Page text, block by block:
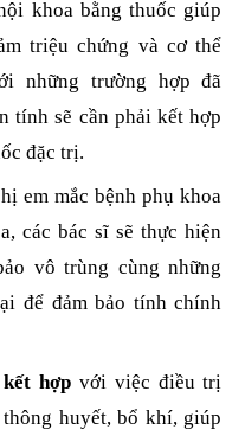
thông thường các bác
khoa bằng thuốc giúp
triệu chứng và cơ thể
những trường hợp đã
tính sẽ cần phải kết hợp
đặc trị.
em mắc bệnh phụ khoa
các bác sĩ sẽ thực hiện
vô trùng cùng những
để đảm bảo tính chính